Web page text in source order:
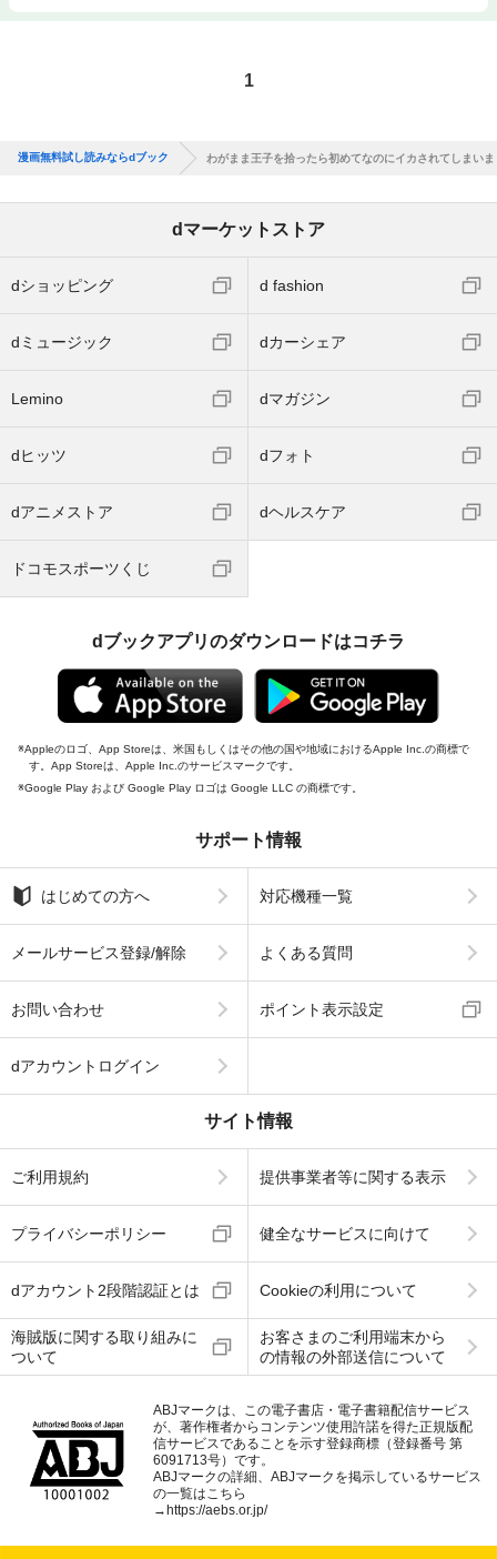
1
漫画無料試し読みならdブック わがまま王子を拾ったら初めてなのにイカされてしまいま
dマーケットストア
dショッピング d fashion
dミュージック dカーシェア
Lemino dマガジン
dヒッツ dフォト
dアニメストア dヘルスケア
ドコモスポーツくじ
dブックアプリのダウンロードはコチラ
Appleのロゴ、App Storeは、米国もしくはその他の国や地域におけるApple Inc.の商標で
す。App Storeは、Apple Inc.のサービスマークです。
Google Play および Google Play ロゴは Google LLC の商標です。
サポート情報
はじめての方へ 対応機種一覧
メールサービス登録/解除 よくある質問
お問い合わせ ポイント表示設定
dアカウントログイン
サイト情報
ご利用規約 提供事業者等に関する表示
プライバシーポリシー 健全なサービスに向けて
dアカウント2段階認証とは Cookieの利用について
海賊版に関する取り組みに
ついて
お客さまのご利用端末から
の情報の外部送信について
ABJマークは、この電子書店・電子書籍配信サービス
が、著作権者からコンテンツ使用許諾を得た正規版配
信サービスであることを示す登録商標（登録番号 第
6091713号）です。
ABJマークの詳細、ABJマークを掲示しているサービス
の一覧はこちら
→https://aebs.or.jp/